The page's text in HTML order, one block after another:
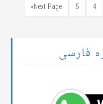
4
5
Next Page»
فارسی